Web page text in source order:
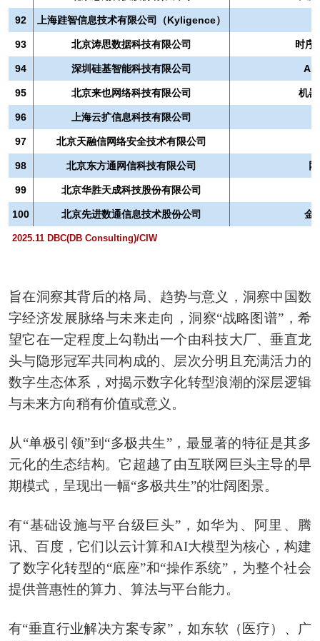
92 上海跬智信息技术有限公司（Kyligence）
93 北京涛思数据科技有限公司 时序
94 深圳硅基智能科技有限公司 AI
95 北京来也网络科技有限公司 机
96 上海云扩信息科技有限公司
97 北京天融信网络安全技术有限公司
98 北京东方通网信科技有限公司
99 北京华胜天成科技股份有限公司
100 北京先进数通信息技术股份公司 金
2025.11 DBC(DB Consulting)/CIW
旨在洞察其背后的格局、趋势与意义，洞察中国数
字经济发展脉络与未来走向，洞察“战略图谱”，希
望它在一定程度上勾勒出一个由科技大厂、垂直龙
头与隐形冠军共同构成的、层次分明且充满活力的
数字生态体系，对揭示数字化转型浪潮的深层逻辑
与未来方向稍有价值或意义。
从“单极引领”到“多极共生”，最显著的特征是其多
元化的生态结构。它超越了由互联网巨头主导的早
期模式，呈现出一幅“多极共生”的壮阔图景。
有“基础设施与平台级巨头”，如华为、阿里、腾
讯、百度，它们以云计算和AI大模型为核心，构建
了数字化转型的“底座”和“操作系统”，为整个社会
提供普惠性的算力、算法与平台能力。
有“垂直行业解决方案专家”，如东软（医疗）、广